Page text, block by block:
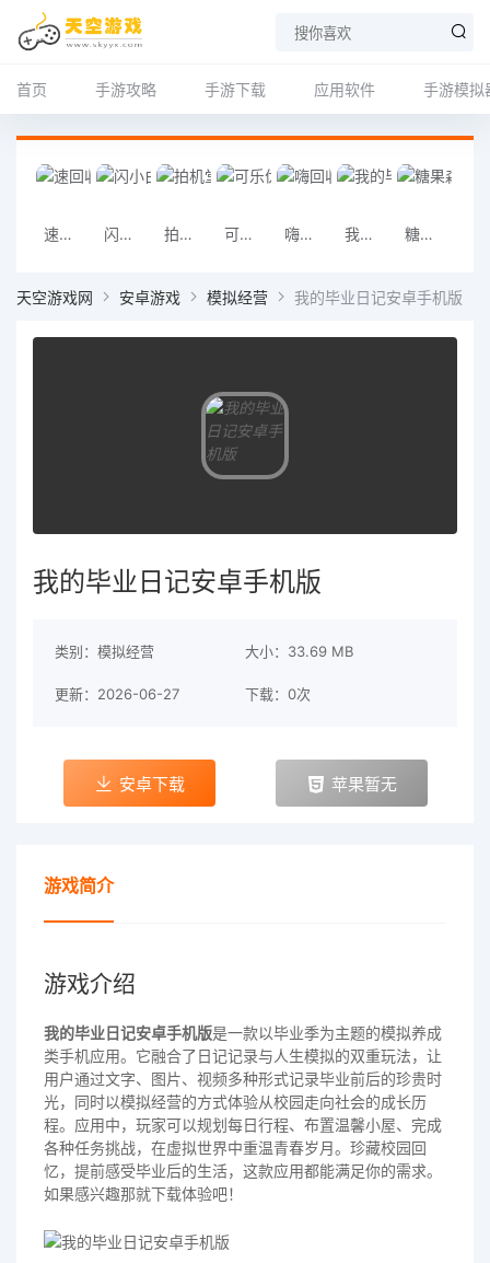
首页 手游攻略 手游下载 应用软件 手游模拟
速回收app 闪小白app 拍机堂app 可乐优品商城app 嗨回收app 我的毕业日记安卓手机版 糖果森林逃脱安卓手机版
天空游戏网 安卓游戏 模拟经营 我的毕业日记安卓手机版
我的毕业日记安卓手机版
类别：模拟经营 大小：33.69 MB
更新：2026-06-27 下载：0次
安卓下载 苹果暂无
游戏简介
游戏介绍
我的毕业日记安卓手机版是一款以毕业季为主题的模拟养成
类手机应用。它融合了日记记录与人生模拟的双重玩法，让
用户通过文字、图片、视频多种形式记录毕业前后的珍贵时
光，同时以模拟经营的方式体验从校园走向社会的成长历
程。应用中，玩家可以规划每日行程、布置温馨小屋、完成
各种任务挑战，在虚拟世界中重温青春岁月。珍藏校园回
忆，提前感受毕业后的生活，这款应用都能满足你的需求。
如果感兴趣那就下载体验吧！